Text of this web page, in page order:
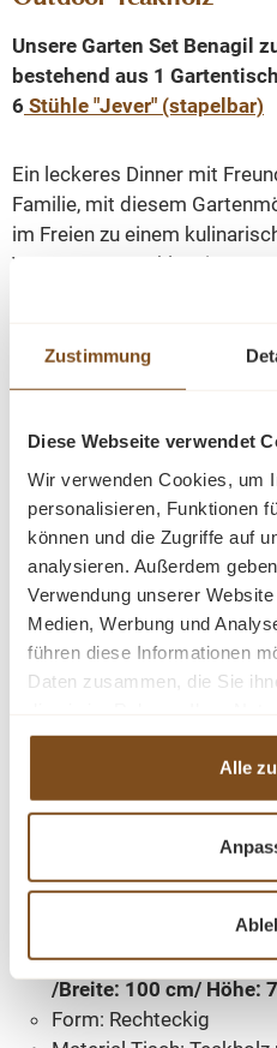
Zustimmung
Diese Webseite verwendet
Wir verwenden Cookies, um
personalisieren, Funktionen
können und die Zugriffe auf
analysieren. Außerdem
Verwendung unserer
Medien, Werbung und
führen diese Informationen
Daten zusammen, die Sie
haben.
Alle
Unsere Garten Set Benagil
bestehend aus 1
6 Stühle "Jever" (stapelbar)
Ein leckeres Dinner mit
Familie, mit diesem
im Freien zu einem
Vergnügen! Erstklassiges,
wurde für unsere
Freude an Ihren Möbeln
Rückenflächen bieten Ihnen
Teakholz ist ein dichtes
natürlichen Ölanteil, ist
wasserabweisend und sehr
Genießen Sie entspannte
auf Ihrer Terrasse mit Ihrem
Eigenschaften:
Gartenstühle
89x46x46 cm
Material Bänke:
(ca.) 45 cm, Sitztiefe:
Gartentisch: Länge:
/Breite: 100 cm/ Höhe:
Form: Rechteckig